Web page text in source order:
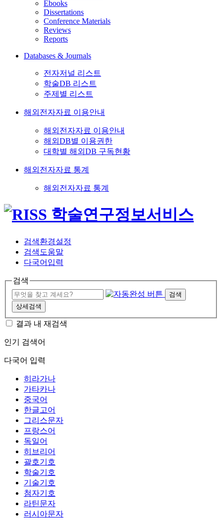
Ebooks
Dissertations
Conference Materials
Reviews
Reports
Databases & Journals
전자저널 리스트
학술DB 리스트
주제별 리스트
해외전자자료 이용안내
해외전자자료 이용안내
해외DB별 이용권한
대학별 해외DB 구독현황
해외전자자료 통계
해외전자자료 통계
검색환경설정
검색도움말
다국어입력
검색
검색
상세검색
결과 내 재검색
인기 검색어
다국어 입력
히라가나
가타카나
중국어
한글고어
그리스문자
프랑스어
독일어
히브리어
괄호기호
학술기호
기술기호
첨자기호
라틴문자
러시아문자